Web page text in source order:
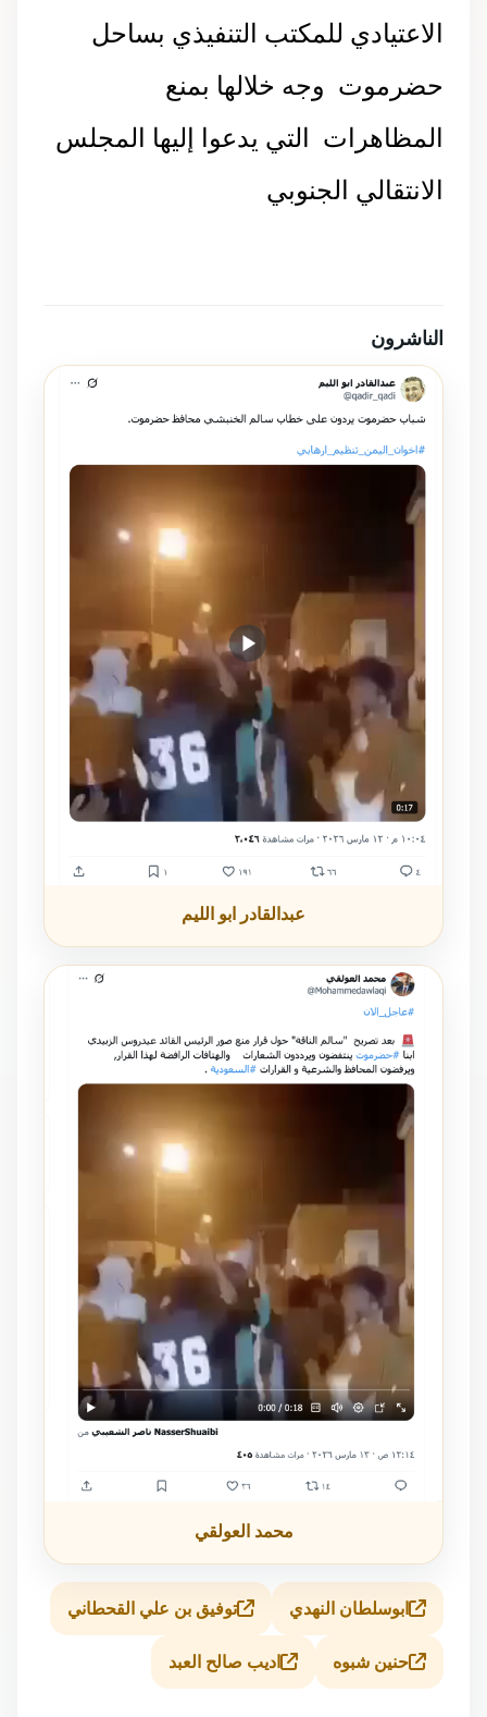
الاعتيادي للمكتب التنفيذي بساحل
حضرموت وجه خلالها بمنع
المظاهرات التي يدعوا إليها المجلس
الانتقالي الجنوبي
الناشرون
عبدالقادر ابو الليم
محمد العولقي
ابوسلطان النهدي توفيق بن علي القحطاني
حنين شبوه اديب صالح العبد